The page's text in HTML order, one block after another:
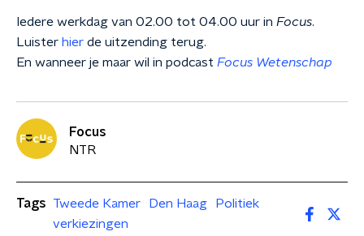
Iedere werkdag van 02.00 tot 04.00 uur in Focus.
Luister hier de uitzending terug.
En wanneer je maar wil in podcast Focus Wetenschap
Focus
NTR
Tags Tweede Kamer Den Haag
Politiek
verkiezingen